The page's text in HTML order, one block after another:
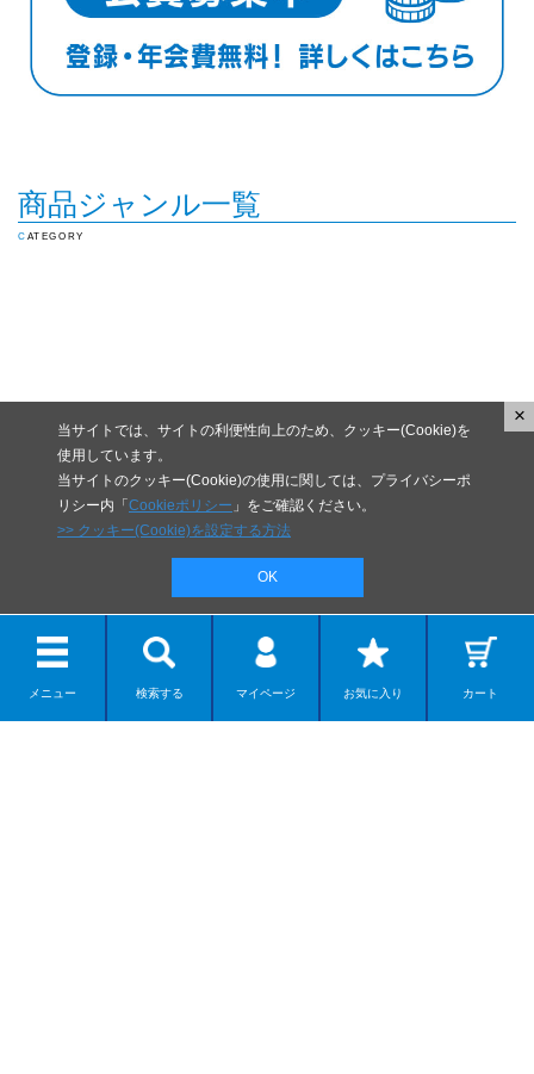
商品ジャンル一覧
CATEGORY
メニュー 検索する マイページ お気に入り カート
当サイトでは、サイトの利便性向上のため、クッキー(Cookie)を
使用しています。
当サイトのクッキー(Cookie)の使用に関しては、プライバシーポ
リシー内「 Cookieポリシー 」をご確認ください。
>> クッキー(Cookie)を設定する方法
OK
×